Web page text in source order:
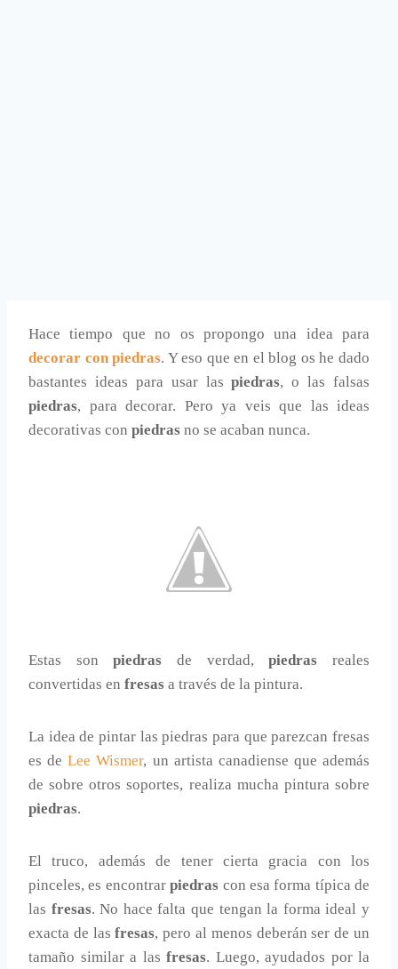
Hace tiempo que no os propongo una idea para
decorar con piedras. Y eso que en el blog os he dado
bastantes ideas para usar laspiedras, o las falsas
piedras, para decorar. Pero ya veis que las ideas
decorativas con piedras no se acaban nunca.
Estas sonpiedras de verdad,piedras reales
convertidas en fresas a través de la pintura.
La idea de pintar las piedras para que parezcan fresas
es deLee Wismer, un artista canadiense que además
de sobre otros soportes, realiza mucha pintura sobre
piedras.
El truco, además de tener cierta gracia con los
pinceles, es encontrarpiedras con esa forma típica de
las fresas. No hace falta que tengan la forma ideal y
exacta de lasfresas, pero al menos deberán ser de un
tamaño similar a las fresas. Luego, ayudados por la